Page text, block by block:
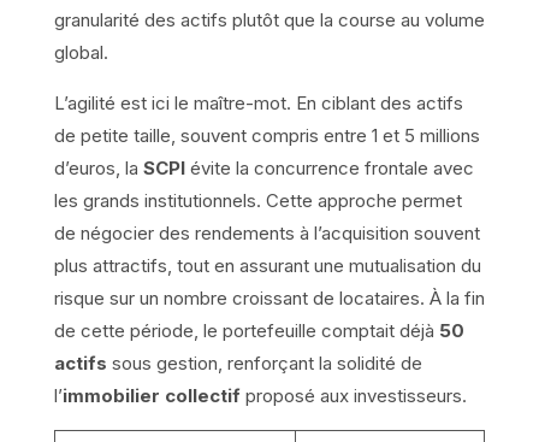
granularité des actifs plutôt que la course au volume
global.
L’agilité est ici le maître-mot. En ciblant des actifs
de petite taille, souvent compris entre 1 et 5 millions
d’euros, la SCPIévite la concurrence frontale avec
les grands institutionnels. Cette approche permet
de négocier des rendements à l’acquisition souvent
plus attractifs, tout en assurant une mutualisation du
risque sur un nombre croissant de locataires. À la fin
de cette période, le portefeuille comptait déjà 50
actifs sous gestion, renforçant la solidité de
l’immobilier collectifproposé aux investisseurs.